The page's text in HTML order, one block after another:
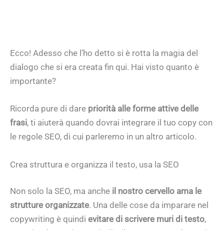
Ecco! Adesso che l’ho detto si è rotta la magia del
dialogo che si era creata fin qui. Hai visto quanto è
importante?
Ricorda pure di dare priorità alle forme attive delle
frasi, ti aiuterà quando dovrai integrare il tuo copy con
le regole SEO, di cui parleremo in un altro articolo.
Crea struttura e organizza il testo, usa la SEO
Non solo la SEO, ma anche il nostro cervello ama le
strutture organizzate. Una delle cose da imparare nel
copywriting è quindi evitare di scrivere muri di testo,